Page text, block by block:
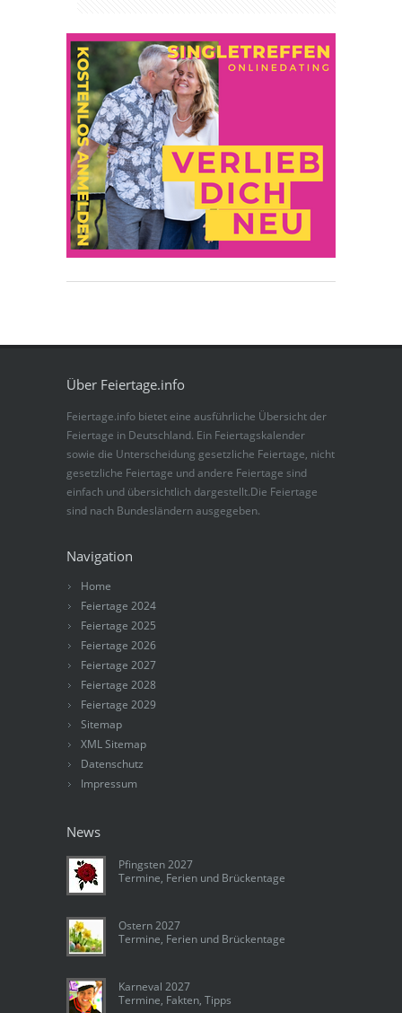
Über Feiertage.info
Feiertage.info bietet eine ausführliche Übersicht der
Feiertage in Deutschland. Ein Feiertagskalender
sowie die Unterscheidung gesetzliche Feiertage, nicht
gesetzliche Feiertage und andere Feiertage sind
einfach und übersichtlich dargestellt.Die Feiertage
sind nach Bundesländern ausgegeben.
Navigation
Home
Feiertage 2024
Feiertage 2025
Feiertage 2026
Feiertage 2027
Feiertage 2028
Feiertage 2029
Sitemap
XML Sitemap
Datenschutz
Impressum
News
Pfingsten 2027
Termine, Ferien und Brückentage
Ostern 2027
Termine, Ferien und Brückentage
Karneval 2027
Termine, Fakten, Tipps